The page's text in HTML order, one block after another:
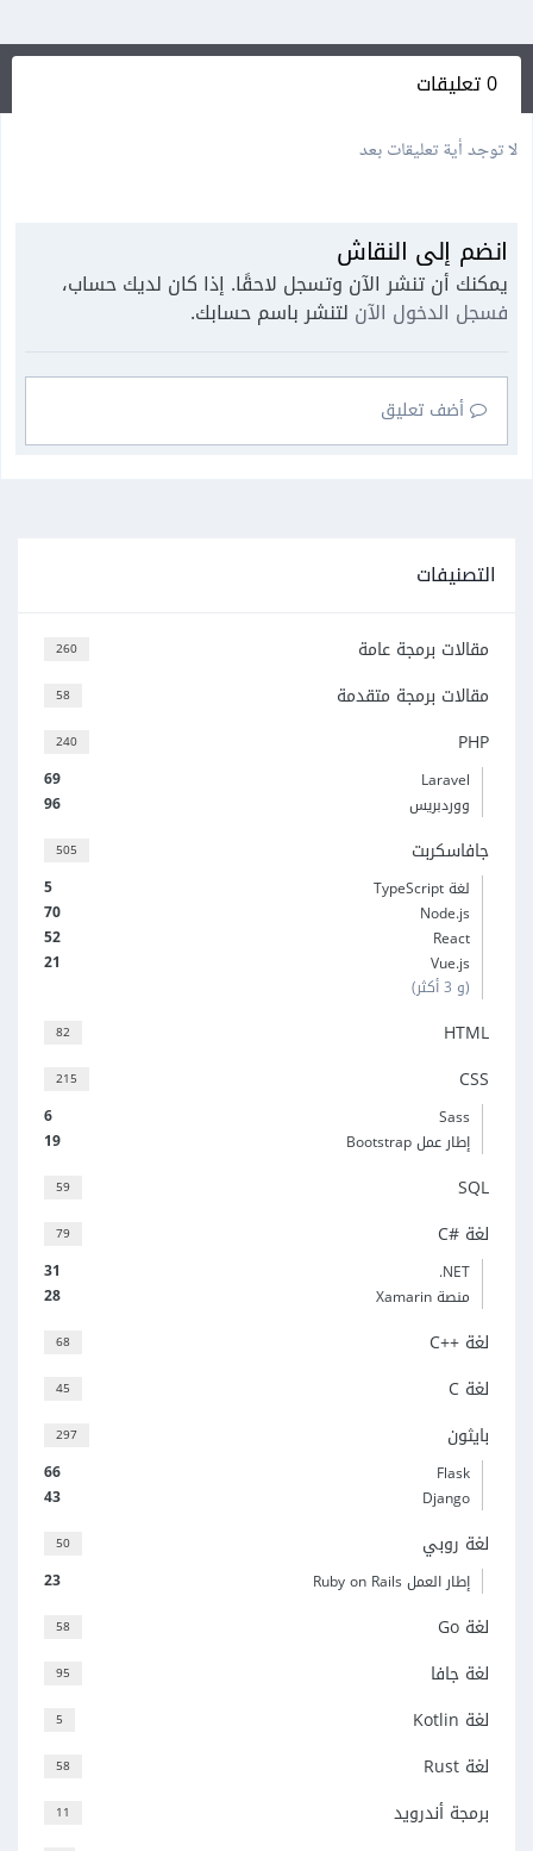
0 تعليقات
لا توجد أية تعليقات بعد
انضم إلى النقاش
يمكنك أن تنشر الآن وتسجل لاحقًا. إذا كان لديك حساب،
فسجل الدخول الآن لتنشر باسم حسابك.
أضف تعليق
التصنيفات
260 مقالات برمجة عامة
58 مقالات برمجة متقدمة
240 PHP
69
Laravel
96
ووردبريس
505 جافاسكربت
5
لغة TypeScript
70
Node.js
52
React
21
Vue.js
(و 3 أكثر)
82 HTML
215 CSS
6
Sass
19
إطار عمل Bootstrap
59 SQL
79 لغة C#‎
31
‎.NET
28
منصة Xamarin
68 لغة C++‎
45 لغة C
297 بايثون
66
Flask
43
Django
50 لغة روبي
23 إطار العمل Ruby on Rails
58 لغة Go
95 لغة جافا
5 لغة Kotlin
58 لغة Rust
11 برمجة أندرويد